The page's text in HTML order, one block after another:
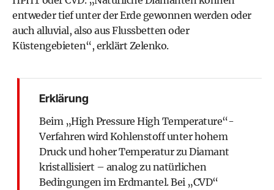
entweder tief unter der Erde gewonnen werden oder
auch alluvial, also aus Flussbetten oder
Küstengebieten“, erklärt Zelenko.
Erklärung
Beim „High Pressure High Temperature“-
Verfahren wird Kohlenstoff unter hohem
Druck und hoher Temperatur zu Diamant
kristallisiert – analog zu natürlichen
Bedingungen im Erdmantel. Bei „CVD“